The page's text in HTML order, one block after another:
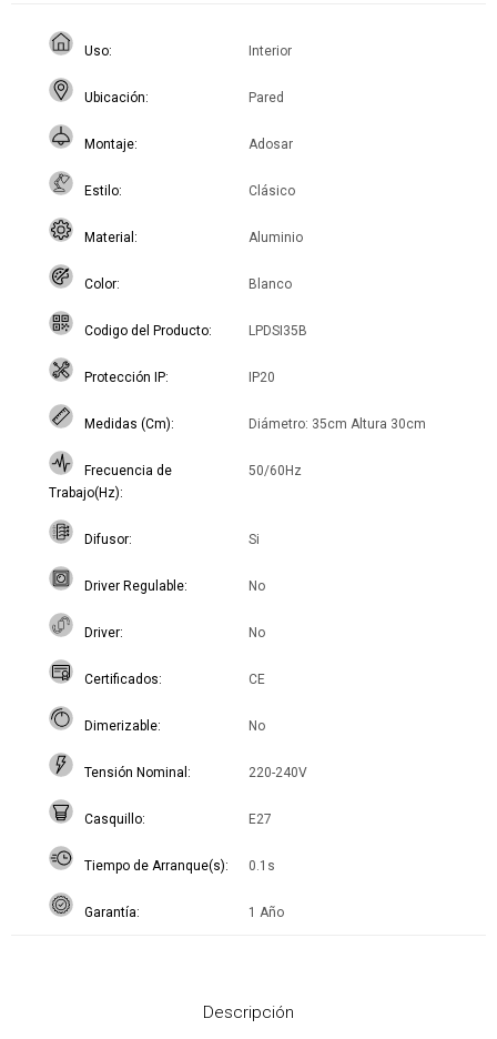
Uso Interior
Ubicación Pared
Montaje Adosar
Estilo Clásico
Material Aluminio
Color Blanco
Codigo del Producto LPDSI35B
Protección IP IP20
Medidas (Cm) Diámetro: 35cm Altura 30cm
Frecuencia de
Trabajo(Hz)
50/60Hz
Difusor Si
Driver Regulable No
Driver No
Certificados CE
Dimerizable No
Tensión Nominal 220-240V
Casquillo E27
Tiempo de Arranque(s) 0.1s
Garantía 1 Año
Descripción